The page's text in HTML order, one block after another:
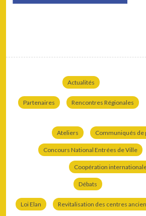
Actualités
Partenaires Rencontres Régionales
Ateliers Communiqués de
Concours National Entrées de Ville
Coopération
Débats
Loi Elan Revitalisation des centres